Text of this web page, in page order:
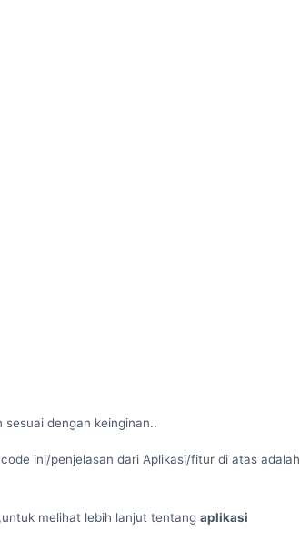
sesuai dengan keinginan..
ini/penjelasan dari Aplikasi/fitur di atas adalah
melihat lebih lanjut tentang aplikasi